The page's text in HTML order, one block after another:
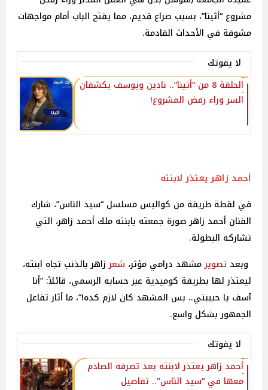
مشروع “أثينا”، بسبب صراع قديم، مما يفتح الباب أمام مواجهات
مشوقة في الأحداث القادمة.
لا يفوتك
الحلقة 8 من “أثينا”.. نادين ويوسف يكشفان
السر وراء رفض المشروع!‎
أحمد زاهر يعتذر لابنته
في لقطة طريفة من كواليس مسلسل “سيد الناس”، شارك
الفنان أحمد زاهر صورة جمعته بابنته ملك أحمد زاهر، التي
تشاركه البطولة.
وبعد تصويرمشهد درامي مؤثر، شعرزاهر بالذنب تجاه ابنته،
ليعتذر لها بطريقة كوميدية عبر حسابه الرسمي، قائلاً: “أنا
آسف يا حبيبتي.. بس المشهد كان لازم كده!”، ما أثار تفاعل
الجمهور بشكل واسع.
لا يفوتك
أحمد زاهر يعتذر لابنته بعد تصرفه الصادم
معها في “سيد الناس".. تفاصيل